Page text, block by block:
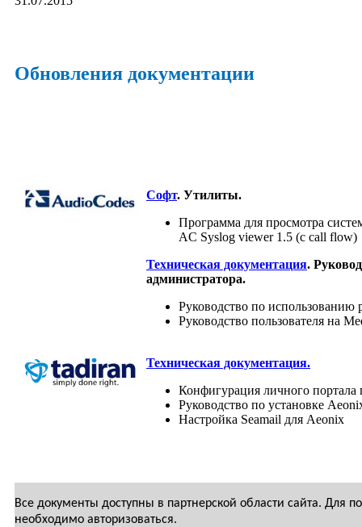
Обновления документации
Софт. Утилиты.
Программа для просмотра
AC Syslog viewer 1.5 (c call flow)
Техническая документация.
администратора.
Руководство по
Руководство пользователя на
Техническая документация.
Конфигурация личного портала
Руководство по установке
Настройка Seamail для Aeonix
Все документы доступны в партнерской области сайта. Для
необходимо авторизоваться.